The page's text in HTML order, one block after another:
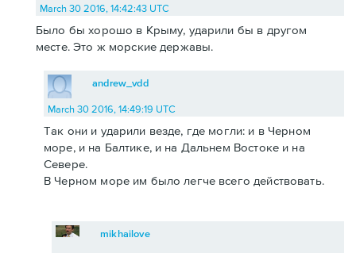
March 30 2016, 14:42:43 UTC
Было бы хорошо в Крыму, ударили бы в другом
месте. Это ж морские державы.
andrew_vdd
March 30 2016, 14:49:19 UTC
Так они и ударили везде, где могли: и в Черном
море, и на Балтике, и на Дальнем Востоке и на
Севере.
В Черном море им было легче всего действовать.
mikhailove